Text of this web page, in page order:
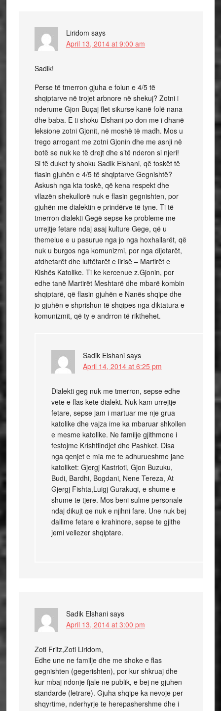
Liridom says
April 13, 2014 at 9:00 am
Sadik!
Perse të tmerron gjuha e folun e 4/5 të
shqiptarve në trojet arbnore në shekuj? Zotni i
nderume Gjon Buçaj flet sikurse kanë folë nana
dhe baba. E ti shoku Elshani po don me i dhanë
leksione zotni Gjonit, në moshë të madh. Mos u
trego arrogant me zotni Gjonin dhe me asnji në
botë se nuk ke të drejt dhe s’të nderon si njeri!
Si të duket ty shoku Sadik Elshani, që toskët të
flasin gjuhën e 4/5 të shqiptarve Gegnishtë?
Askush nga kta toskë, që kena respekt dhe
vllazën shekullorë nuk e flasin gegnishten, por
gjuhën me dialektin e prindërve të tyne. Ti të
tmerron dialekti Gegë sepse ke probleme me
urrejtje fetare ndaj asaj kulture Gege, që u
themelue e u pasurue nga jo nga hoxhallarët, që
nuk u burgos nga komunizmi, por nga dijetarët,
atdhetarët dhe luftëtarët e lirisë – Martirët e
Kishës Katolike. Ti ke kercenue z.Gjonin, por
edhe tanë Martirët Meshtarë dhe mbarë kombin
shqiptarë, që flasin gjuhën e Nanës shqipe dhe
jo gjuhën e shprishun të shqipes nga diktatura e
komunizmit, që ty e andrron të rikthehet.
Sadik Elshani says
April 14, 2014 at 6:25 pm
Dialekti geg nuk me tmerron, sepse edhe
vete e flas kete dialekt. Nuk kam urrejtje
fetare, sepse jam i martuar me nje grua
katolike dhe vajza ime ka mbaruar shkollen
e mesme katolike. Ne familje gjithmone i
festojme Krishtlindjet dhe Pashket. Disa
nga qenjet e mia me te adhurueshme jane
katoliket: Gjergj Kastrioti, Gjon Buzuku,
Budi, Bardhi, Bogdani, Nene Tereza, At
Gjergj Fishta,Luigj Gurakuqi, e shume e
shume te tjere. Mos beni sulme personale
ndaj dikujt qe nuk e njihni fare. Une nuk bej
dallime fetare e krahinore, sepse te gjithe
jemi vellezer shqiptare.
Sadik Elshani says
April 13, 2014 at 3:00 pm
Zoti Fritz,Zoti Liridom,
Edhe une ne familje dhe me shoke e flas
gegnishten (gegerishten), por kur shkruaj dhe
kur mbaj ndonje fjale ne publik, e bej ne gjuhen
standarde (letrare). Gjuha shqipe ka nevoje per
shqyrtime, nderhyrje te herepashershme dhe i